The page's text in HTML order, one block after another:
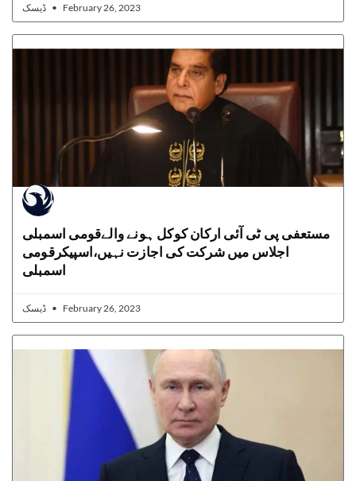
February 26, 2023
مستعفی پی ٹی آئی ارکان کوکل ہونے والےقومی اسمبلی
اجلاس میں شرکت کی اجازت نہیں،اسپیکرقومی
اسمبلی
February 26, 2023